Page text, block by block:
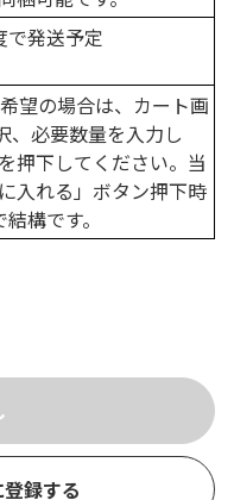
で発送予定
望の場合は、カート画
、必要数量を入力し
押下してください。当
入れる」ボタン押下時
構です。
録する